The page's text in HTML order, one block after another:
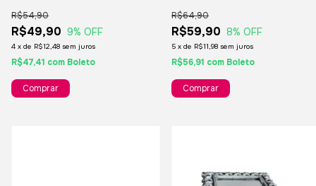
- 4 Unidades
R$49,90
R$54,90
9% OFF
4 x de R$12,48 sem juros
R$47,41 com Boleto
- 6 Unidades
R$59,90
R$64,90
8% OFF
5 x de R$11,98 sem juros
R$56,91 com Boleto